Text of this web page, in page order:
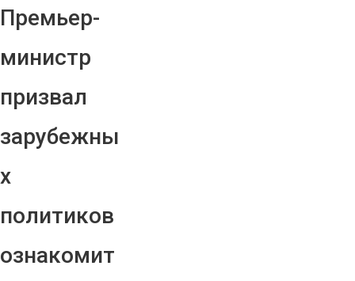
Премьер-
министр
призвал
зарубежны
х
политиков
ознакомит